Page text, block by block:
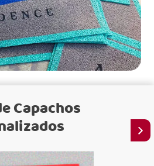
Capachos